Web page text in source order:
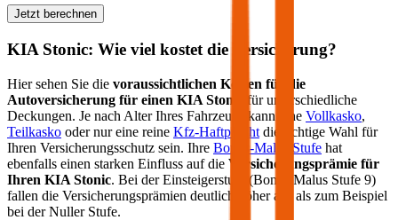
Jetzt berechnen
KIA Stonic: Wie viel kostet die Versicherung?
Hier sehen Sie die voraussichtlichen Kosten für die
Autoversicherung für einen KIA Stonic
für unterschiedliche
Deckungen. Je nach Alter Ihres Fahrzeugs kann eine Vollkasko,
Teilkasko oder nur eine reine Kfz-Haftpflicht die richtige Wahl für
Ihren Versicherungsschutz sein. Ihre Bonus-Malus Stufe hat
ebenfalls einen starken Einfluss auf die Versicherungsprämie für
Ihren KIA Stonic. Bei der Einsteigerstufe (Bonus Malus Stufe 9)
fallen die Versicherungsprämien deutlich höher aus als zum Beispiel
bei der Nuller Stufe.